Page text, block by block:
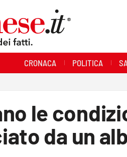
CRONACA POLITICA
le
da un